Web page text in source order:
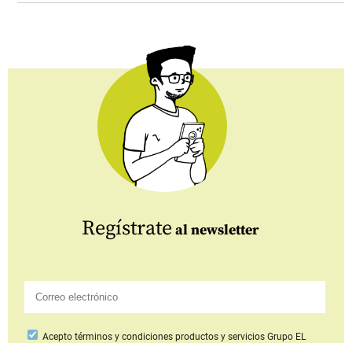
Regístrate al newsletter
Aceptotérminos y condiciones productos y serviciosGrupo EL